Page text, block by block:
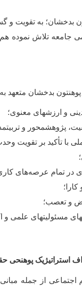
بدخشان؛ به تقویت و
جامعه تلاش نموده هم
بدخشان متعهد
و ارزش­های معنوی؛
پژوهش­محور و
با تأکید بر تقویت
در تمام عرصههای
و تعصب؛
مسئولیت­های علمی و
استراتیژیک
اجتماعی از جمله